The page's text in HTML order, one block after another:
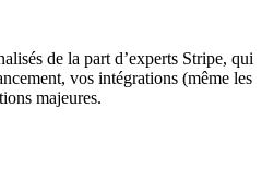
de la part d’experts Stripe, qui
vos intégrations (même les
majeures.